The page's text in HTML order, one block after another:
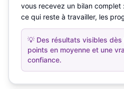
vous recevez un bilan complet
ce qui reste à travailler, les
💡 Des résultats visibles
points en moyenne et une
confiance.